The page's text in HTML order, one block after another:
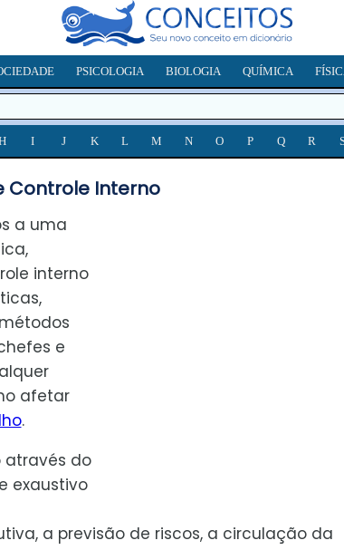
PSICOLOGIA BIOLOGIA QUÍMICA
I J K L M N O P Q R
Controle Interno
a uma
interno
e
afetar
.
através do
exaustivo
a previsão de riscos, a circulação da